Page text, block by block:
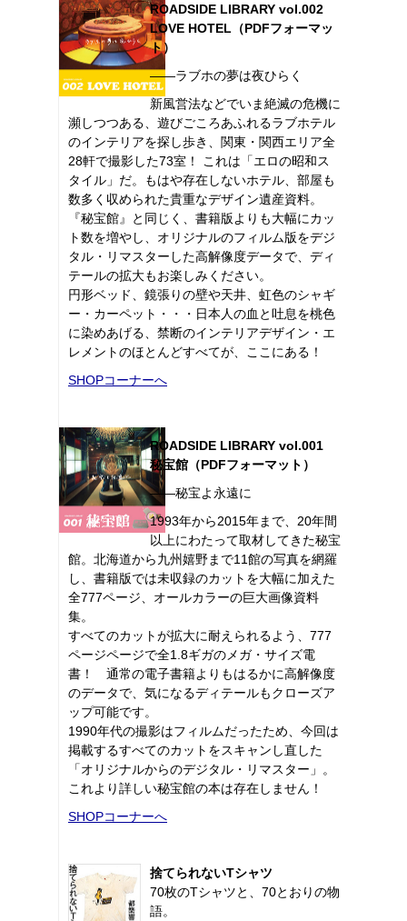
ROADSIDE LIBRARY vol.002
LOVE HOTEL（PDFフォーマッ
ト）
――ラブホの夢は夜ひらく
新風営法などでいま絶滅の危機に
瀕しつつある、遊びごころあふれるラブホテル
のインテリアを探し歩き、関東・関西エリア全
28軒で撮影した73室！ これは「エロの昭和ス
タイル」だ。もはや存在しないホテル、部屋も
数多く収められた貴重なデザイン遺産資料。
『秘宝館』と同じく、書籍版よりも大幅にカッ
ト数を増やし、オリジナルのフィルム版をデジ
タル・リマスターした高解像度データで、ディ
テールの拡大もお楽しみください。
円形ベッド、鏡張りの壁や天井、虹色のシャギ
ー・カーペット・・・日本人の血と吐息を桃色
に染めあげる、禁断のインテリアデザイン・エ
レメントのほとんどすべてが、ここにある！
SHOPコーナーへ
ROADSIDE LIBRARY vol.001
秘宝館（PDFフォーマット）
――秘宝よ永遠に
1993年から2015年まで、20年間
以上にわたって取材してきた秘宝
館。北海道から九州嬉野まで11館の写真を網羅
し、書籍版では未収録のカットを大幅に加えた
全777ページ、オールカラーの巨大画像資料
集。
すべてのカットが拡大に耐えられるよう、777
ページページで全1.8ギガのメガ・サイズ電
書！ 通常の電子書籍よりもはるかに高解像度
のデータで、気になるディテールもクローズア
ップ可能です。
1990年代の撮影はフィルムだったため、今回は
掲載するすべてのカットをスキャンし直した
「オリジナルからのデジタル・リマスター」。
これより詳しい秘宝館の本は存在しません！
SHOPコーナーへ
捨てられないTシャツ
70枚のTシャツと、70とおりの物
語。